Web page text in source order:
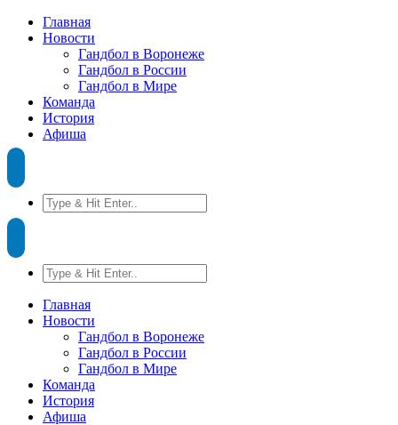
Главная
Новости
Гандбол в Воронеже
Гандбол в России
Гандбол в Мире
Команда
История
Афиша
Главная
Новости
Гандбол в Воронеже
Гандбол в России
Гандбол в Мире
Команда
История
Афиша